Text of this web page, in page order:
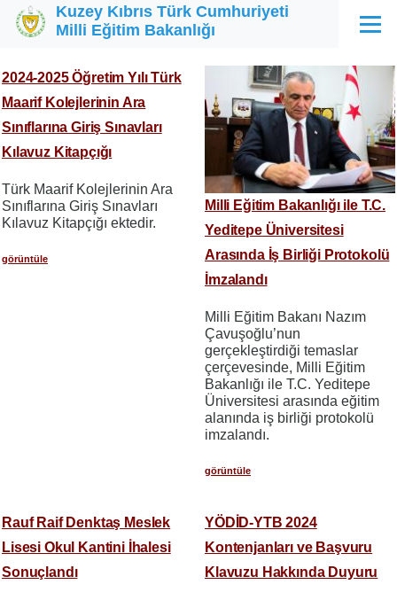
Ana içeriğe atla
Kuzey Kıbrıs Türk Cumhuriyeti
Milli Eğitim Bakanlığı
Menü
2024-2025 Öğretim Yılı Türk
Maarif Kolejlerinin Ara
Sınıflarına Giriş Sınavları
Kılavuz Kitapçığı
Türk Maarif Kolejlerinin Ara
Sınıflarına Giriş Sınavları
Kılavuz Kitapçığı ektedir.
görüntüle
Milli Eğitim Bakanlığı ile T.C.
Yeditepe Üniversitesi
Arasında İş Birliği Protokolü
İmzalandı
Milli Eğitim Bakanı Nazım
Çavuşoğlu’nun
gerçekleştirdiği temaslar
çerçevesinde, Milli Eğitim
Bakanlığı ile T.C. Yeditepe
Üniversitesi arasında eğitim
alanında iş birliği protokolü
imzalandı.
görüntüle
Rauf Raif Denktaş Meslek
Lisesi Okul Kantini İhalesi
Sonuçlandı
YÖDİD-YTB 2024
Kontenjanları ve Başvuru
Klavuzu Hakkında Duyuru